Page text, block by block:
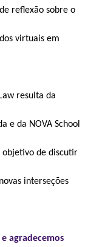
reflexão sobre o
virtuais em
resulta da
e da NOVA School
objetivo de discutir
interseções
agradecemos